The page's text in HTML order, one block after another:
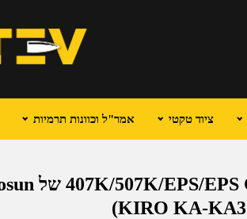
ציוד טקטי אמר"ל וכוונות תרמיות